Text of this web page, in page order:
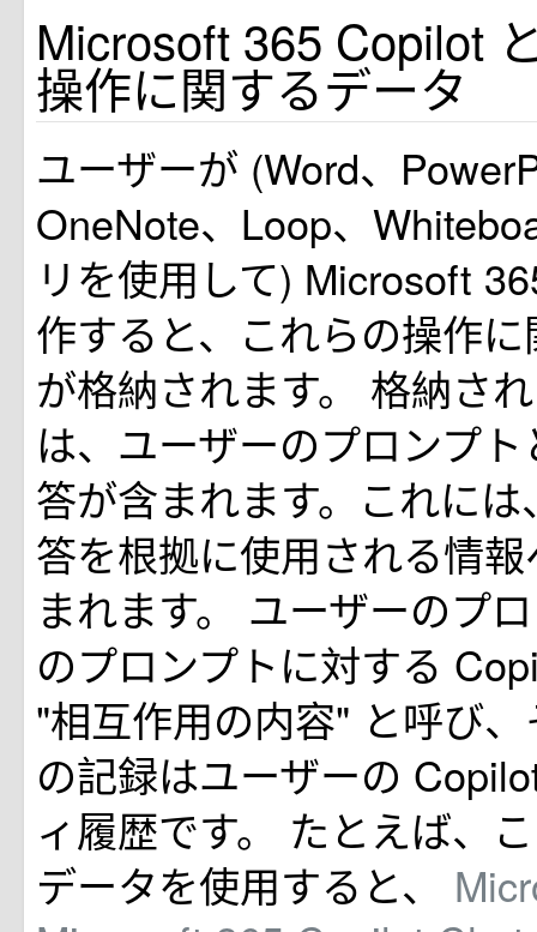
Microsoft 365 Copilot
操作に関するデータ
ユーザーが (Word、
OneNote、Loop、
リを使用して) Microsoft
作すると、これらの操作
が格納されます。 格納さ
は、ユーザーのプロンプ
答が含まれます。これに
答を根拠に使用される情
まれます。 ユーザーのプ
のプロンプトに対する
"相互作用の内容" と呼び
の記録はユーザーの
ィ履歴です。 たとえば、
データを使用すると、